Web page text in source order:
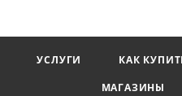
Широко применяются в
работоспособности.
УСЛУГИ КАК
МАГАЗИНЫ